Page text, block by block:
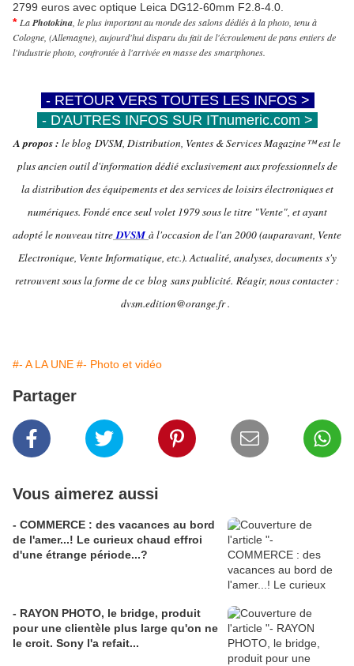
2799 euros avec optique Leica DG12-60mm F2.8-4.0.
​* LaPhotokina , le plus important au monde des salons dédiés à la photo, tenu à
Cologne, (Allemagne), aujourd'hui disparu du fait de l'écroulement de pans entiers de
l'industrie photo, confrontée à l'arrivée en masse des smartphones.
- RETOUR VERS TOUTES LES INFOS >
- D'AUTRES INFOS SUR ITnumeric.com >
A propos : le blog DVSM, Distribution, Ventes & Services Magazine™ est le
plus ancien outil d'information dédié exclusivement aux professionnels de
la distribution des équipements et des services de loisirs électroniques et
numériques. Fondé ence seul volet 1979 sous le titre "Vente", et ayant
adopté le nouveau titre DVSM à l'occasion de l'an 2000 (auparavant, Vente
Electronique, Vente Informatique, etc.). Actualité, analyses, documents s'y
retrouvent sous la forme de ce blog sans publicité. Réagir, nous contacter :
dvsm.edition@orange.fr .
#- A LA UNE #- Photo et vidéo
Partager
Vous aimerez aussi
- COMMERCE : des vacances au bord
de l'amer...! Le curieux chaud effroi
d'une étrange période...?
- RAYON PHOTO, le bridge, produit
pour une clientèle plus large qu'on ne
le croit. Sony l'a refait...